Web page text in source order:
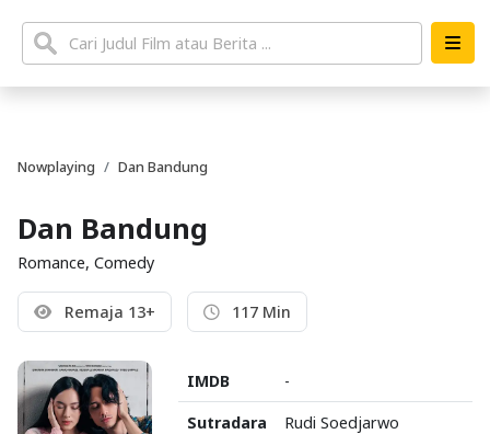
Nowplaying Dan Bandung
Dan Bandung
Romance, Comedy
Remaja 13+ 117 Min
IMDB
-
Sutradara
Rudi Soedjarwo